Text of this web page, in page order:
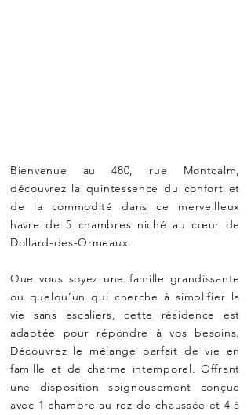
Bienvenue au 480, rue Montcalm,
découvrez la quintessence du confort et
de la commodité dans ce merveilleux
havre de 5 chambres niché au cœur de
Dollard-des-Ormeaux.
Que vous soyez une famille grandissante
ou quelqu’un qui cherche à simplifier la
vie sans escaliers, cette résidence est
adaptée pour répondre à vos besoins.
Découvrez le mélange parfait de vie en
famille et de charme intemporel. Offrant
une disposition soigneusement conçue
avec 1 chambre au rez-de-chaussée et 4 à